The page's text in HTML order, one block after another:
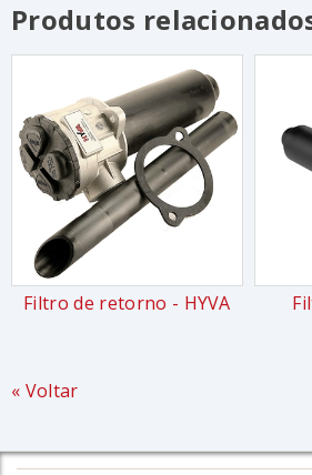
Produtos
Filtro de retorno - HYVA
« Voltar